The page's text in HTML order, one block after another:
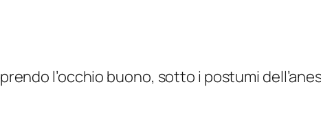
l’occhio buono, sotto i postumi